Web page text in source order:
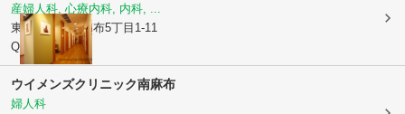
産婦人科, 心療内科, 内科, ...
東京都港区南麻布5丁目1-11
Qiz広尾3F
ウイメンズクリニック南麻布
婦人科